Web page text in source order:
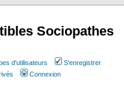
Sociopathes
d'utilisateurs
S'enregistrer
Connexion